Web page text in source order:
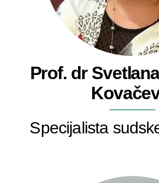
Prof. dr
Specijalista